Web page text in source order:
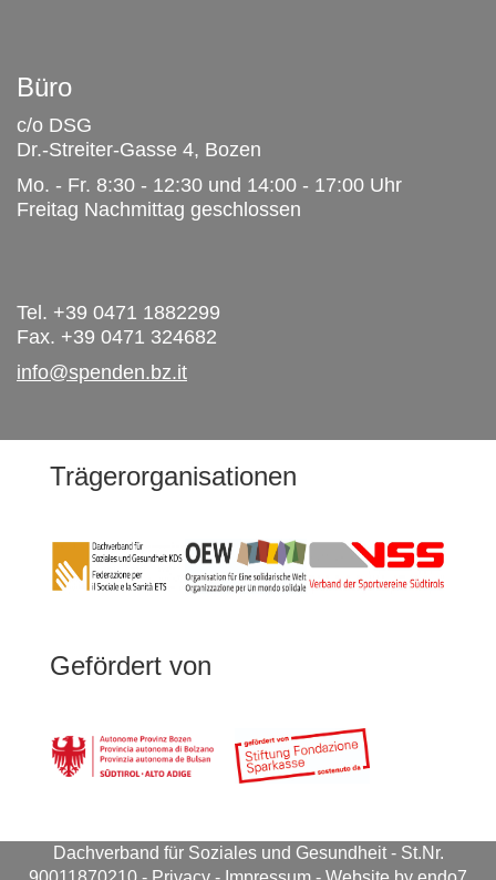
Büro
c/o DSG
Dr.-Streiter-Gasse 4, Bozen
Mo. - Fr. 8:30 - 12:30 und 14:00 - 17:00 Uhr
Freitag Nachmittag geschlossen
Tel. +39 0471 1882299
Fax. +39 0471 324682
info@spenden.bz.it
Trägerorganisationen
Gefördert von
Dachverband für Soziales und Gesundheit- St.Nr.